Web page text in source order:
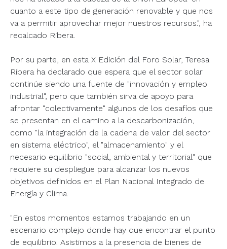
cuanto a este tipo de generación renovable y que nos
va a permitir aprovechar mejor nuestros recursos.", ha
recalcado Ribera.
Por su parte, en esta X Edición del Foro Solar, Teresa
Ribera ha declarado que espera que el sector solar
continúe siendo una fuente de "innovación y empleo
industrial", pero que también sirva de apoyo para
afrontar "colectivamente" algunos de los desafíos que
se presentan en el camino a la descarbonización,
como "la integración de la cadena de valor del sector
en sistema eléctrico", el "almacenamiento" y el
necesario equilibrio "social, ambiental y territorial" que
requiere su despliegue para alcanzar los nuevos
objetivos definidos en el Plan Nacional Integrado de
Energía y Clima.
"En estos momentos estamos trabajando en un
escenario complejo donde hay que encontrar el punto
de equilibrio. Asistimos a la presencia de bienes de